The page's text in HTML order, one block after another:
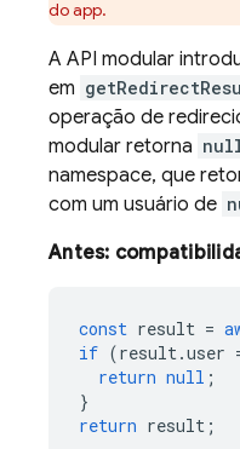
do app.
A API modular
em
operação de
modular retorna
namespace, que
com um usuário de
Antes:
const result =
if (result.user
return null ;
}
return result ;